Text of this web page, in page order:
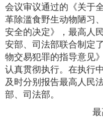
会议审议通过的《关于
革除滥食野生动物陋习
安全的决定》，最高人
安部、司法部联合制定
物交易犯罪的指导意见
认真贯彻执行。在执行
及时分别报告最高人民
部、司法部。
最高